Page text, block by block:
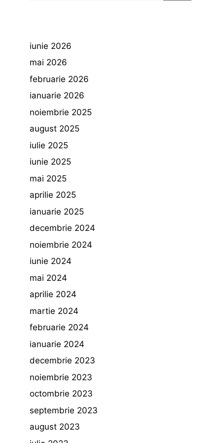
iunie 2026
mai 2026
februarie 2026
ianuarie 2026
noiembrie 2025
august 2025
iulie 2025
iunie 2025
mai 2025
aprilie 2025
ianuarie 2025
decembrie 2024
noiembrie 2024
iunie 2024
mai 2024
aprilie 2024
martie 2024
februarie 2024
ianuarie 2024
decembrie 2023
noiembrie 2023
octombrie 2023
septembrie 2023
august 2023